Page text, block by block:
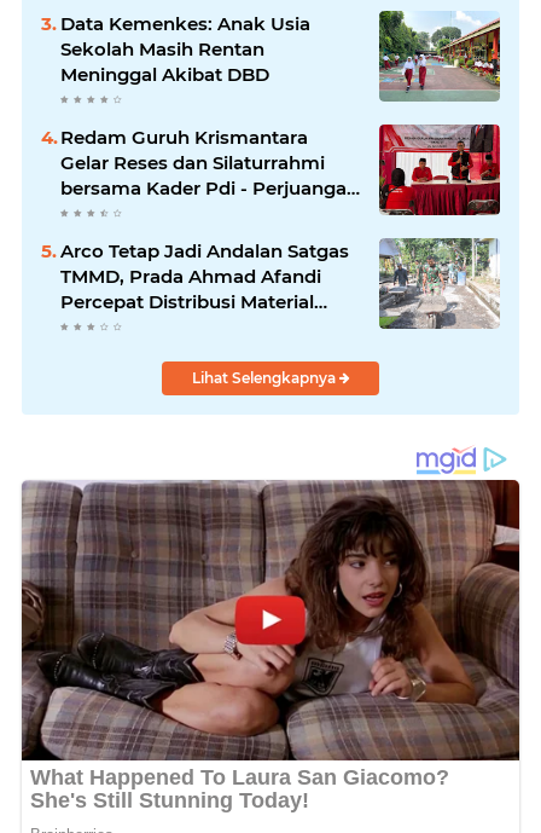
Data Kemenkes: Anak Usia
Sekolah Masih Rentan
Meninggal Akibat DBD
Redam Guruh Krismantara
Gelar Reses dan Silaturrahmi
bersama Kader Pdi - Perjuangan
Se -Kecamatan Lawang.
Arco Tetap Jadi Andalan Satgas
TMMD, Prada Ahmad Afandi
Percepat Distribusi Material
Pengecoran
Lihat Selengkapnya